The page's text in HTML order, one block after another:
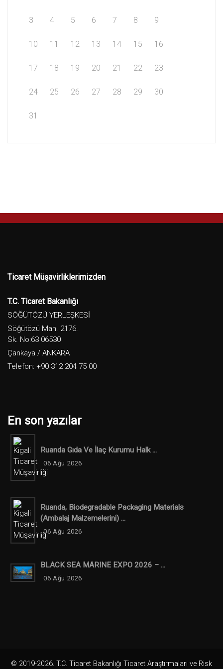
3 4 5 6 7 8 9
10 11 12 13 14 15 16
17 18 19 20 21 22 23
24 25 26 27 28 29 30
31
Ticaret Müşavirliklerimizden
T.C. Ticaret Bakanlığı
SÖĞÜTÖZÜ YERLEŞKESİ
Söğütözü Mah. 2176.
Sk. No:63 06530
Çankaya / ANKARA
Telefon: +90 312 204 75 00
En son yazılar
Ruanda Gıda Ve İlaç Kurumu Halk ...
06 Ağu 2026
Ruanda, Biodegradable Packaging Materials
(ambalaj Malzemelerini) ...
06 Ağu 2026
BLACK SEA MARINE EXPO 2026 – ...
06 Ağu 2026
© 2019-2026. T.C. Ticaret Bakanlığı Ticaret Araştırmaları ve Risk